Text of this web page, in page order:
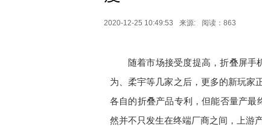
2020-12-25 10:49:53 来源: 阅读：863
随着市场接受度提高，折叠屏手
为、柔宇等几家之后，更多的新玩家
各自的折叠产品专利，但能否量产最
然并不只发生在终端厂商之间，上游